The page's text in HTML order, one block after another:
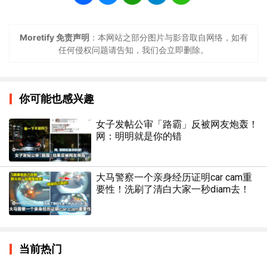
Moretify 免责声明 ：本网站之部分图片与影音取自网络，如有
任何侵权问题请告知，我们会立即删除。
你可能也感兴趣
女子发帖公审「路霸」反被网友炮轰！
网：明明就是你的错
大马警察一个亲身经历证明car cam重
要性！洗刷了清白大家一秒diam去！
当前热门